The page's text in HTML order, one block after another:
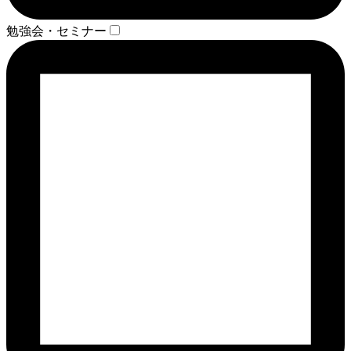
勉強会・セミナー